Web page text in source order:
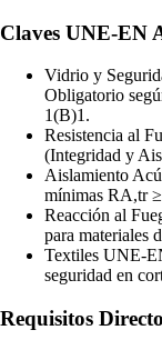
Claves UNE-EN
Vidrio y
Obligatorio
1(B)1.
Resistencia al
(Integridad y
Aislamiento
mínimas RA,tr
Reacción al
para materiales
Textiles UNE-
seguridad en
Requisitos